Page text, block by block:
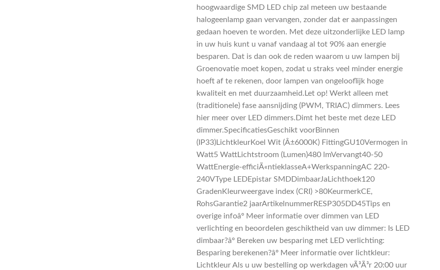
hoogwaardige SMD LED chip zal meteen uw bestaande
halogeenlamp gaan vervangen, zonder dat er aanpassingen
gedaan hoeven te worden. Met deze uitzonderlijke LED lamp
in uw huis kunt u vanaf vandaag al tot 90% aan energie
besparen. Dat is dan ook de reden waarom u uw lampen bij
Groenovatie moet kopen, zodat u straks veel minder energie
hoeft af te rekenen, door lampen van ongelooflijk hoge
kwaliteit en met duurzaamheid.Let op! Werkt alleen met
(traditionele) fase aansnijding (PWM, TRIAC) dimmers. Lees
hier meer over LED dimmers.Dimt het beste met deze LED
dimmer.SpecificatiesGeschikt voorBinnen
(IP33)LichtkleurKoel Wit (Â±6000K) FittingGU10Vermogen in
Watt5 WattLichtstroom (Lumen)480 lmVervangt40-50
WattEnergie-efficiÃ«ntieklasseA+WerkspanningAC 220-
240VType LEDEpistar SMDDimbaarJaLichthoek120
GradenKleurweergave index (CRI) >80KeurmerkCE,
RohsGarantie2 jaarArtikelnummerRESP305DD45Tips en
overige infoâº Meer informatie over dimmen van LED
verlichting en beoordelen geschiktheid van uw dimmer: Is LED
dimbaar?âº Bereken uw besparing met LED verlichting:
Besparing berekenen?âº Meer informatie over lichtkleur:
Lichtkleur Als u uw bestelling op werkdagen vÃ³Ã³r 20:00 uur